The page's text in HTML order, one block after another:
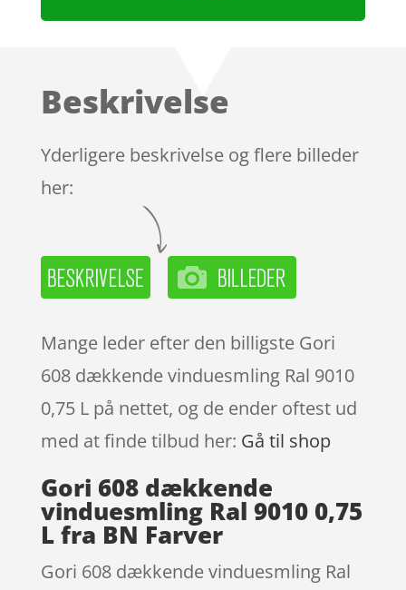
Beskrivelse
Yderligere beskrivelse og flere billeder
her:
Mange leder efter den billigste Gori
608 dækkende vinduesmling Ral 9010
0,75 L på nettet, og de ender oftest ud
med at finde tilbud her: Gå til shop
Gori 608 dækkende
vinduesmling Ral 9010 0,75
L fra BN Farver
Gori 608 dækkende vinduesmling Ral